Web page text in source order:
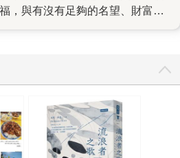
，與有沒有足夠的名望、財富、
天堂的力量，稱之為「沒有門檻
福的信仰者之外，更是它的見證
醒大家這種幸福的存在。 關於
楊士毅一輩子都在尋找這個問題
信、畏縮的少年，他問自己應該